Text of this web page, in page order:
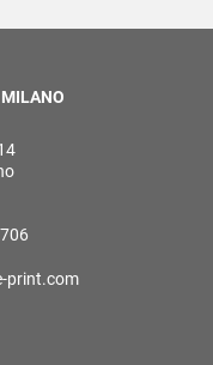
print.com